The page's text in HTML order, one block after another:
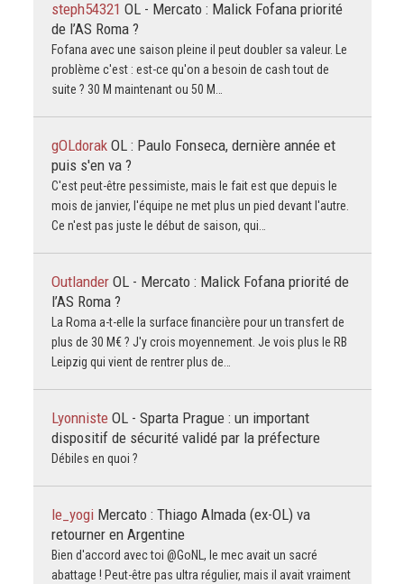
steph54321 OL - Mercato : Malick Fofana priorité
de l’AS Roma ?
Fofana avec une saison pleine il peut doubler sa valeur. Le
problème c'est : est-ce qu'on a besoin de cash tout de
suite ? 30 M maintenant ou 50 M…
gOLdorak OL : Paulo Fonseca, dernière année et
puis s'en va ?
C'est peut-être pessimiste, mais le fait est que depuis le
mois de janvier, l'équipe ne met plus un pied devant l'autre.
Ce n'est pas juste le début de saison, qui…
Outlander OL - Mercato : Malick Fofana priorité de
l’AS Roma ?
La Roma a-t-elle la surface financière pour un transfert de
plus de 30 M€ ? J'y crois moyennement. Je vois plus le RB
Leipzig qui vient de rentrer plus de…
Lyonniste OL - Sparta Prague : un important
dispositif de sécurité validé par la préfecture
Débiles en quoi ?
le_yogi Mercato : Thiago Almada (ex-OL) va
retourner en Argentine
Bien d'accord avec toi @GoNL, le mec avait un sacré
abattage ! Peut-être pas ultra régulier, mais il avait vraiment